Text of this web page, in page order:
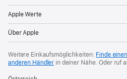
Apple Werte
Über Apple
Weitere Einkaufsmöglichkeiten: Finde
anderen Händler in deiner Nähe. Oder ruf